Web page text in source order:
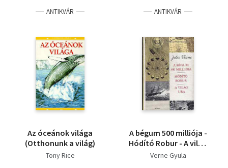
ANTIKVÁR
Az óceánok világa
(Otthonunk a világ)
Tony Rice
ANTIKVÁR
A bégum 500 milliója -
Hódító Robur - A világ
ura
Verne Gyula